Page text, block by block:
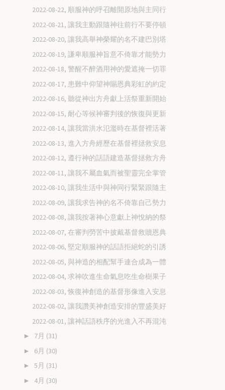
2022-08-22, 順服神的呼召離開原地與主同行
2022-08-21, 讓我主動跟隨神往前行不要停頓
2022-08-20, 讓我高舉神榮耀的名不建巴別塔
2022-08-19, 謙卑順服神旨意不倚靠才能勢力
2022-08-18, 警醒不醉酒用神的愛遮掩一切罪
2022-08-17, 患難中仰望神賜恩典彩虹的約定
2022-08-16, 聽從神出方舟獻上活祭重新開始
2022-08-15, 耐心等候神審判後的恢復與更新
2022-08-14, 讓我當洪水氾濫時在基督裡活著
2022-08-13, 進入方舟經歷在基督裡拯救安息
2022-08-12, 遵行神的話語建造基督拯救方舟
2022-08-11, 讓我不屬血氣而被聖靈完全掌管
2022-08-10, 讓我生活中與神同行緊緊跟隨主
2022-08-09, 讓我求告神的名不倚靠自己勢力
2022-08-08, 讓我按著神心意獻上神悅納的祭
2022-08-07, 在審判勞苦中披戴基督救贖恩典
2022-08-06, 堅定順服神的話語拒絕蛇的引誘
2022-08-05, 與神造的相配幫手連合成為一體
2022-08-04, 求神吹進生命氣息吃生命樹果子
2022-08-03, 恢復神創造的基督形像進入安息
2022-08-02, 讓我讚美神創造安排的豐盛美好
2022-08-01, 讓神話語秩序的光進入不再混沌
► 7月 (31)
► 6月 (30)
► 5月 (31)
► 4月 (30)